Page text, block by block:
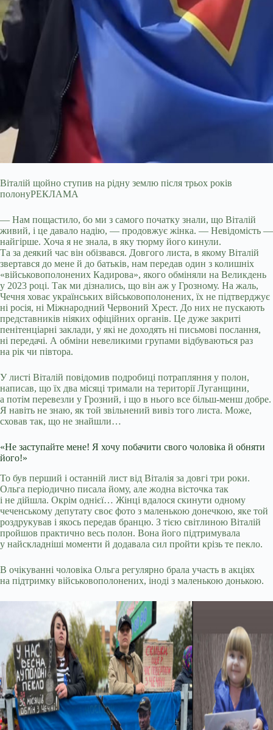
Віталій щойно ступив на рідну землю після трьох років
полонуРЕКЛАМА
— Нам пощастило, бо ми з самого початку знали, що Віталій
живий, і це давало надію, — продовжує жінка. — Невідомість —
найгірше. Хоча я не знала, в яку тюрму його кинули.
Та за деякий час він обізвався. Довгого листа, в якому Віталій
звертався до мене й до батьків, нам передав один з колишніх
«військовополонених Кадирова», якого обміняли на Великдень
у 2023 році. Так ми дізнались, що він аж у Грозному. На жаль,
Чечня ховає українських військовополонених, їх не підтверджує
ні росія, ні Міжнародний Червоний Хрест. До них не пускають
представників ніяких офіційних органів. Це дуже закриті
пенітенціарні заклади, у які не доходять ні письмові послання,
ні передачі. А обміни невеликими групами відбуваються раз
на рік чи півтора.
У листі Віталій повідомив подробиці потрапляння у полон,
написав, що їх два місяці тримали на території Луганщини,
а потім перевезли у Грозний, і що в нього все більш-менш добре.
Я навіть не знаю, як той звільнений вивіз того листа. Може,
сховав так, що не знайшли…
«Не заступайте мене! Я хочу побачити свого чоловіка й обняти
його!»
То був перший і останній лист від Віталія за довгі три роки.
Ольга періодично писала йому, але жодна вісточка так
і не дійшла. Окрім однієї… Жінці вдалося скинути одному
чеченському депутату своє фото з маленькою донечкою, яке той
роздрукував і якось передав бранцю. З тією світлиною Віталій
пройшов практично весь полон. Вона його підтримувала
у найскладніші моменти й додавала сил пройти крізь те пекло.
В очікуванні чоловіка Ольга регулярно брала участь в акціях
на підтримку військовополонених, іноді з маленькою донькою.